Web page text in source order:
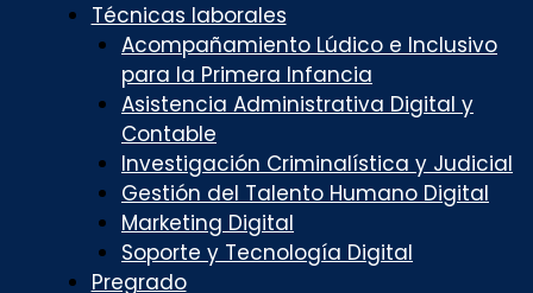
Técnicas laborales
Acompañamiento Lúdico e Inclusivo
para la Primera Infancia
Asistencia Administrativa Digital y
Contable
Investigación Criminalística y Judicial
Gestión del Talento Humano Digital
Marketing Digital
Soporte y Tecnología Digital
Pregrado